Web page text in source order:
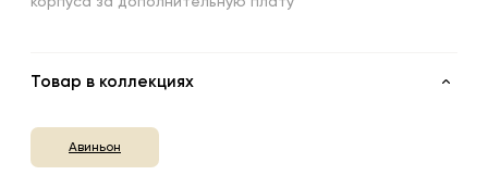
Товар в коллекциях
Авиньон